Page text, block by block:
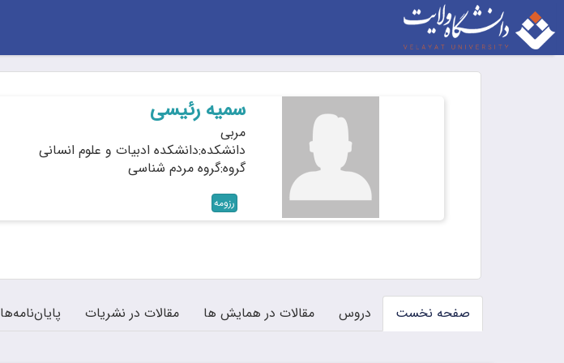
سمیه رئیسی
مربی
دانشکده:دانشکده ادبیات و علوم انسانی
گروه:گروه مردم شناسی
رزومه
صفحه نخست دروس مقالات در همایش ها مقالات در نشریات پایان‌نامه‌ها